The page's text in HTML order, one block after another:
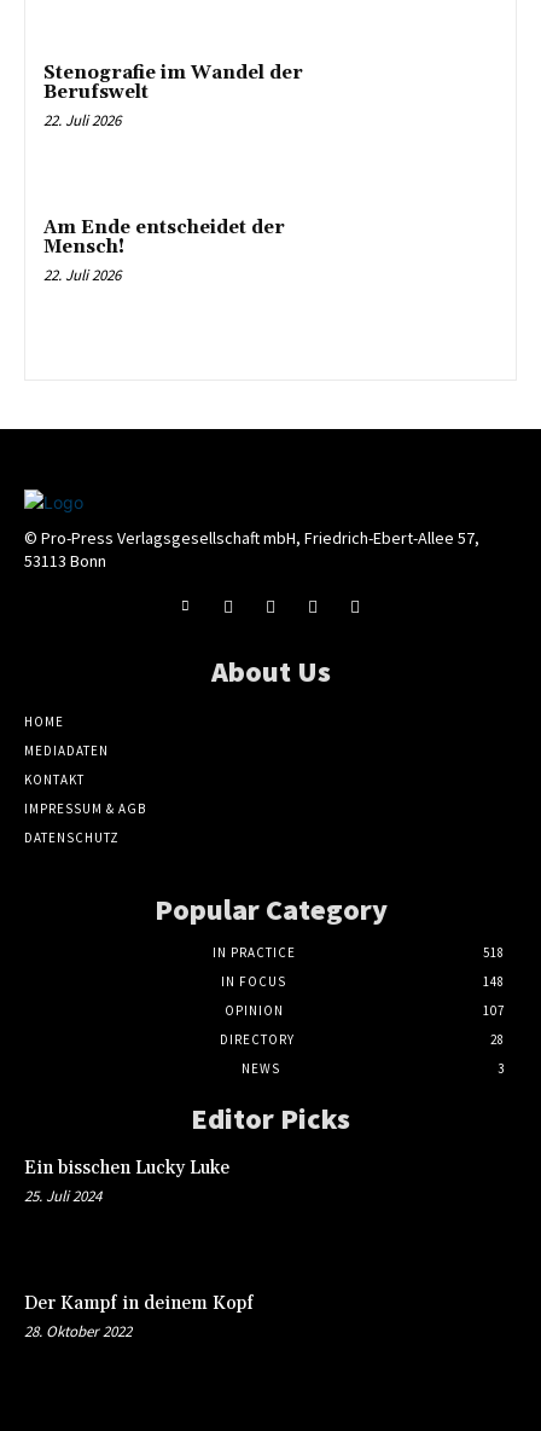
Stenografie im Wandel der
Berufswelt
22. Juli 2026
Am Ende entscheidet der
Mensch!
22. Juli 2026
© Pro-Press Verlagsgesellschaft mbH, Friedrich-Ebert-Allee 57,
53113 Bonn
About Us
HOME
MEDIADATEN
KONTAKT
IMPRESSUM & AGB
DATENSCHUTZ
Popular Category
IN PRACTICE
518
IN FOCUS
148
OPINION
107
DIRECTORY
28
NEWS
3
Editor Picks
Ein bisschen Lucky Luke
25. Juli 2024
Der Kampf in deinem Kopf
28. Oktober 2022